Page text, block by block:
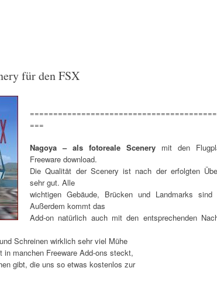
für den FSX
===
Nagoya – als fotoreale Scenery mit den
Freeware download.
Die Qualität der Scenery ist nach der erfolgten
sehr gut. Alle
wichtigen Gebäude, Brücken und Landmarks sind
Außerdem kommt das
Add-on natürlich auch mit den entsprechenden
Schreinen wirklich sehr viel Mühe
manchen Freeware Add-ons steckt,
gibt, die uns so etwas kostenlos zur